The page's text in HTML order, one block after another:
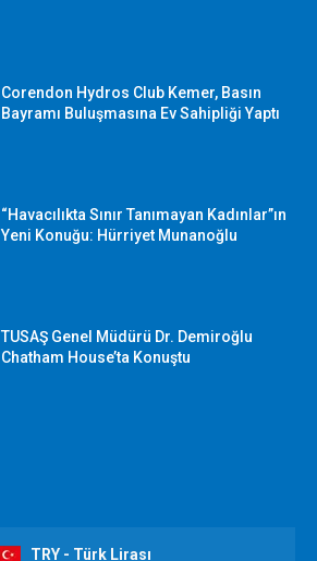
Corendon Hydros Club Kemer, Basın
Bayramı Buluşmasına Ev Sahipliği Yaptı
“Havacılıkta Sınır Tanımayan Kadınlar”ın
Yeni Konuğu: Hürriyet Munanoğlu
TUSAŞ Genel Müdürü Dr. Demiroğlu
Chatham House’ta Konuştu
TRY - Türk Lirası